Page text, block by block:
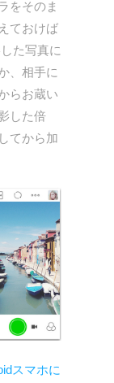
をそのま
ておけば
た写真に
、相手に
らお蔵い
した倍
てから加
スマホに